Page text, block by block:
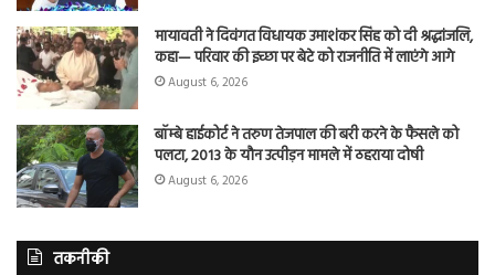
मायावती ने दिवंगत विधायक उमाशंकर सिंह को दी श्रद्धांजलि,
कहा— परिवार की इच्छा पर बेटे को राजनीति में लाएंगे आगे
August 6, 2026
बॉम्बे हाईकोर्ट ने तरुण तेजपाल की बरी करने के फैसले को
पलटा, 2013 के यौन उत्पीड़न मामले में ठहराया दोषी
August 6, 2026
तकनीकी